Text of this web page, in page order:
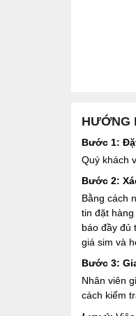
HƯỚNG
Bước 1:
Quý khách
Bước 2:
Bằng cách
tin đặt
báo đầy đủ
giá sim và
Bước 3:
Nhân viên
cách kiểm